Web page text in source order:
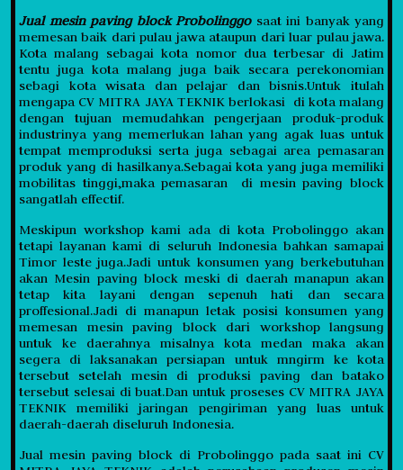
Jual mesin paving block Probolinggosaat ini banyak yang
memesan baik dari pulau jawa ataupun dari luar pulau jawa.
Kota malang sebagai kota nomor dua terbesar di Jatim
tentu juga kota malang juga baik secara perekonomian
sebagi kota wisata dan pelajar dan bisnis.Untuk itulah
mengapa CV MITRA JAYA TEKNIK berlokasi di kota malang
dengan tujuan memudahkan pengerjaan produk-produk
industrinya yang memerlukan lahan yang agak luas untuk
tempat memproduksi serta juga sebagai area pemasaran
produk yang di hasilkanya.Sebagai kota yang juga memiliki
mobilitas tinggi,maka pemasaran di mesin paving block
sangatlah effectif.
Meskipun workshop kami ada di kota Probolinggo akan
tetapi layanan kami di seluruh Indonesia bahkan samapai
Timor leste juga.Jadi untuk konsumen yang berkebutuhan
akan Mesin paving block meski di daerah manapun akan
tetap kita layani dengan sepenuh hati dan secara
proffesional.Jadi di manapun letak posisi konsumen yang
memesan mesin paving block dari workshop langsung
untuk ke daerahnya misalnya kota medan maka akan
segera di laksanakan persiapan untuk mngirm ke kota
tersebut setelah mesin di produksi paving dan batako
tersebut selesai di buat.Dan untuk proseses CV MITRA JAYA
TEKNIK memiliki jaringan pengiriman yang luas untuk
daerah-daerah diseluruh Indonesia.
Jual mesin paving block di Probolinggo pada saat ini CV